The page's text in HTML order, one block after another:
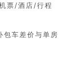
票/酒店/行程
包车差价与单房